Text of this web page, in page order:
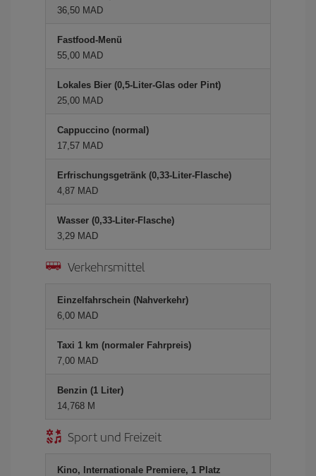
36,50 MAD
Fastfood-Menü
55,00 MAD
Lokales Bier (0,5-Liter-Glas oder Pint)
25,00 MAD
Cappuccino (normal)
17,57 MAD
Erfrischungsgetränk (0,33-Liter-Flasche)
4,87 MAD
Wasser (0,33-Liter-Flasche)
3,29 MAD
Verkehrsmittel
Einzelfahrschein (Nahverkehr)
6,00 MAD
Taxi 1 km (normaler Fahrpreis)
7,00 MAD
Benzin (1 Liter)
14,768 M
Sport und Freizeit
Kino, Internationale Premiere, 1 Platz